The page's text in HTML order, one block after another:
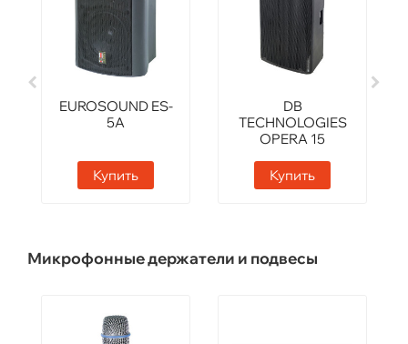
EUROSOUND ES-
5A
Купить
DB
TECHNOLOGIES
OPERA 15
Купить
Микрофонные держатели и подвесы